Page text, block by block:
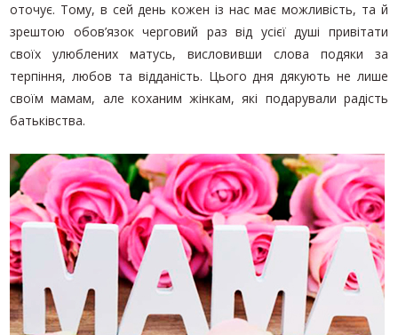
оточує. Тому, в сей день кожен із нас має можливість, та й
зрештою обов’язок черговий раз від усієї душі привітати
своїх улюблених матусь, висловивши слова подяки за
терпіння, любов та відданість. Цього дня дякують не лише
своїм мамам, але коханим жінкам, які подарували радість
батьківства.